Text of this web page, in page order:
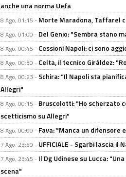
anche una norma Uefa
8 Ago, 01:15 - Morte Maradona, Taffarel
8 Ago, 01:00 - Del Genio: "Sembra stano
8 Ago, 00:45 - Cessioni Napoli: ci sono
8 Ago, 00:30 - Celta, il tecnico Giráldez:
8 Ago, 00:23 - Schira: "Il Napoli sta
Allegri"
8 Ago, 00:15 - Bruscolotti: "Ho scherzato
scetticismo su Allegri"
8 Ago, 00:00 - Fava: "Manca un difensore
7 Ago, 23:50 - UFFICIALE - Sgarbi lascia
7 Ago, 23:45 - Il Dg Udinese su Lucca:
scena"